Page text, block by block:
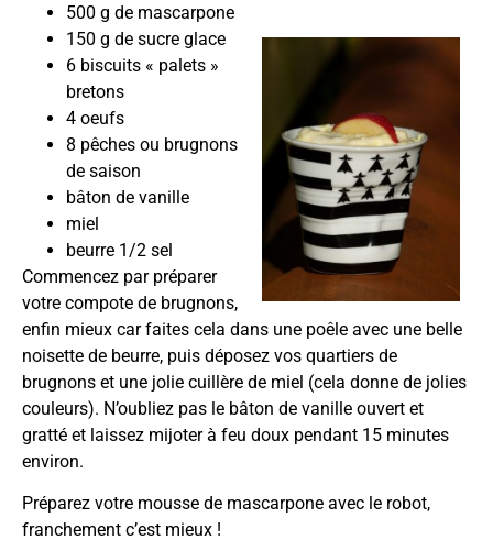
500 g de mascarpone
150 g de sucre glace
6 biscuits « palets »
bretons
4 oeufs
8 pêches ou brugnons
de saison
bâton de vanille
miel
beurre 1/2 sel
Commencez par préparer
votre compote de brugnons,
enfin mieux car faites cela dans une poêle avec une belle
noisette de beurre, puis déposez vos quartiers de
brugnons et une jolie cuillère de miel (cela donne de jolies
couleurs). N’oubliez pas le bâton de vanille ouvert et
gratté et laissez mijoter à feu doux pendant 15 minutes
environ.
Préparez votre mousse de mascarpone avec le robot,
franchement c’est mieux !